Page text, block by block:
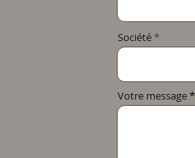
Société
Votre message